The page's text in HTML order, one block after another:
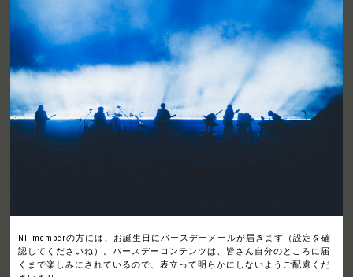
NF memberの方には、お誕生日にバースデーメールが届きます（設定を確
認してくださいね）。バースデーコンテンツは、皆さん自分のところに届
くまで楽しみにされているので、表立って明らかにしないようご配慮くだ